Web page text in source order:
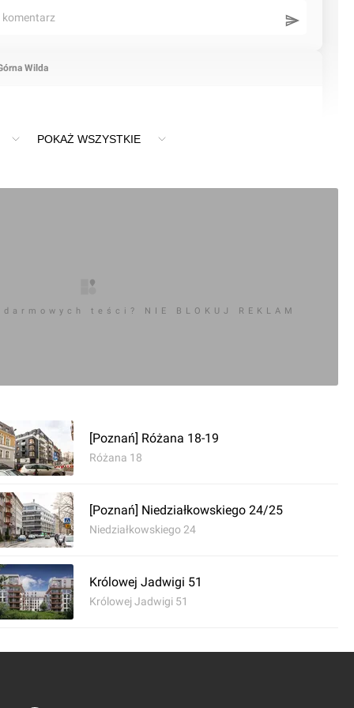
komentarz
Wilda
komentarz
POKAŻ WSZYSTKIE
teści? NIE BLOKUJ REKLAM
[Poznań] Różana 18-19
Różana 18
[Poznań] Niedziałkowskiego 24/25
Niedziałkowskiego 24
Królowej Jadwigi 51
Królowej Jadwigi 51